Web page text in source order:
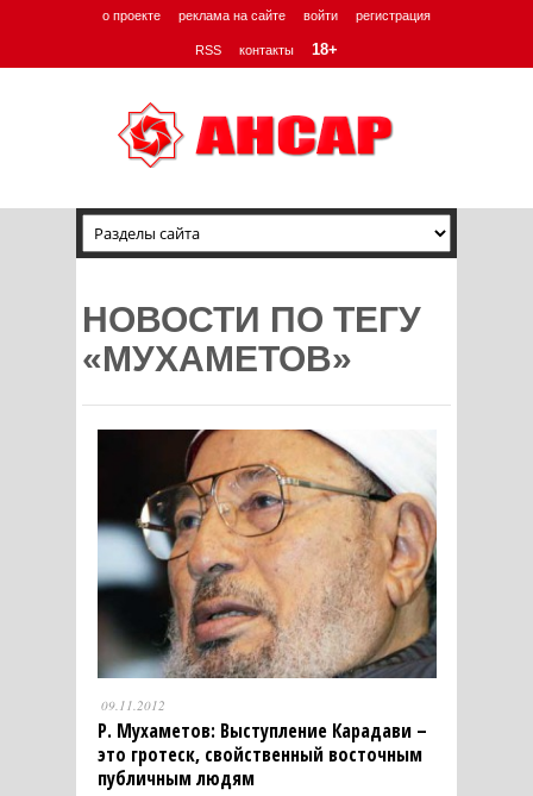
о проекте реклама на сайте войти регистрация
RSS контакты 18+
НОВОСТИ ПО ТЕГУ
«МУХАМЕТОВ»
09.11.2012
Р. Мухаметов: Выступление Карадави –
это гротеск, свойственный восточным
публичным людям